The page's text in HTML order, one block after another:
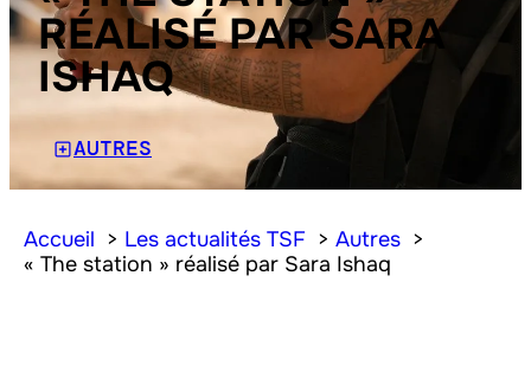
RÉALISÉ PAR SARA
ISHAQ
AUTRES
Accueil Les actualités TSF
Autres
« The station » réalisé par Sara Ishaq